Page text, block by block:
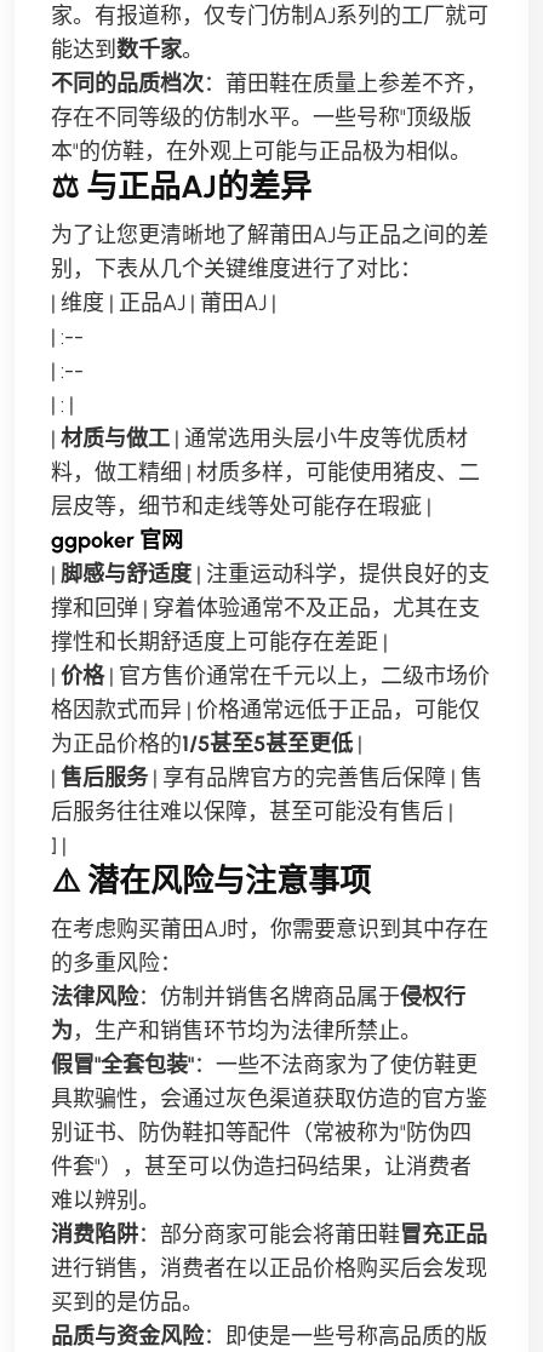
家。有报道称，仅专门仿制AJ系列的工厂就可
能达到 数千家。
不同的品质档次：莆田鞋在质量上参差不齐，
存在不同等级的仿制水平。一些号称"顶级版
本"的仿鞋，在外观上可能与正品极为相似。
⚖️ 与正品AJ的差异
为了让您更清晰地了解莆田AJ与正品之间的差
别，下表从几个关键维度进行了对比：
| 维度 | 正品AJ | 莆田AJ |
| :--
| :--
| : |
| 材质与做工 | 通常选用头层小牛皮等优质材
料，做工精细 | 材质多样，可能使用猪皮、二
层皮等，细节和走线等处可能存在瑕疵 |
ggpoker 官网
| 脚感与舒适度 | 注重运动科学，提供良好的支
撑和回弹 | 穿着体验通常不及正品，尤其在支
撑性和长期舒适度上可能存在差距 |
| 价格| 官方售价通常在千元以上，二级市场价
格因款式而异 | 价格通常远低于正品，可能仅
为正品价格的1/5甚至5甚至更低 |
| 售后服务| 享有品牌官方的完善售后保障 | 售
后服务往往难以保障，甚至可能没有售后 |
] |
⚠️ 潜在风险与注意事项
在考虑购买莆田AJ时，你需要意识到其中存在
的多重风险：
法律风险：仿制并销售名牌商品属于侵权行
为，生产和销售环节均为法律所禁止。
假冒"全套包装"：一些不法商家为了使仿鞋更
具欺骗性，会通过灰色渠道获取仿造的官方鉴
别证书、防伪鞋扣等配件（常被称为"防伪四
件套"），甚至可以伪造扫码结果，让消费者
难以辨别。
消费陷阱：部分商家可能会将莆田鞋冒充正品
进行销售，消费者在以正品价格购买后会发现
买到的是仿品。
品质与资金风险：即使是一些号称高品质的版